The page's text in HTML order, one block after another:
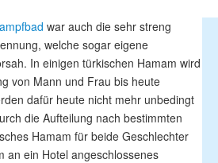
war auch die sehr streng
welche sogar eigene
In einigen türkischen Hamam wird
von Mann und Frau bis heute
dafür heute nicht mehr unbedingt
die Aufteilung nach bestimmten
Hamam für beide Geschlechter
an ein Hotel angeschlossenes